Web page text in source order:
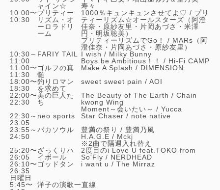
ャイン☆
寿々
10:00〜
10:30
プリティー
リズム・オ
ーロラドリ
ーム
1000％キュンキュンさせてよ♡ / プリ
ティーリズム☆オールスターズ（阿澄
佳奈・原紗友里・片岡あづさ・米澤
円・明坂聡美）
プリティーリズムでGo！ / MARs（阿
澄佳奈・片岡あづさ・原紗友里）
10:30～
11:00
FARIY TAIL I wish / Milky Bunny
Boys be Ambitious！！ / Hi-Fi CAMP
11:00〜
11:30
ゴルフの真
髄
Make A Splash / DIMENSION
18:00〜
18:30
釣りロマン
を求めて
sweet sweet pain / AOI
22:00〜
22:30
美の巨人た
ち
The Beauty of The Earth / Chain
kwong Wing
Moment～会いたい～ / Yucca
22:30～
23:05
neo sports Star Chaser / note native
23:55～
24:50
バカソウル 豊満の祭り / 豊満乃風
H.A.G.E / Mckj
※2曲で隔週入れ替え
25:20〜
26:05
ざっくりハ
イボール
2度目のi Love U feat.TOKO from
So'Fly / NERDHEAD
26:10〜
26:35
ゴッドタン i want u / The Mirraz
日曜日
5:45〜
洋子の演歌一直線